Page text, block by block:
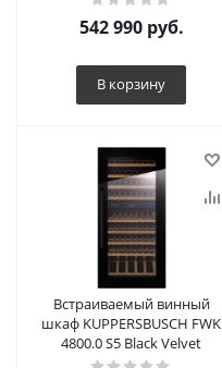
542 990руб.
В корзину
Встраиваемый винный
шкаф KUPPERSBUSCH FWK
4800.0 S5 Black Velvet